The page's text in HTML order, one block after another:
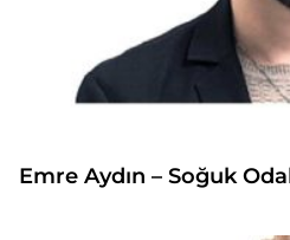
Emre Aydın – Soğuk